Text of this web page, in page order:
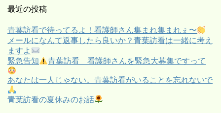
最近の投稿
青葉訪看で待ってるよ！看護師さん集まれ集まれぇ〜
メールになんて返事したら良いか？青葉訪看は一緒に考え
ますよ
緊急告知
青葉訪看 看護師さんを緊急大募集ですって
あなたは一人じゃない。青葉訪看がいることを忘れないで
青葉訪看の夏休みのお話